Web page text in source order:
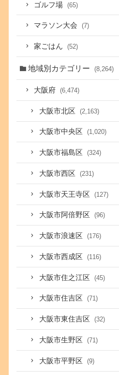
ゴルフ場 (65)
マラソン大会 (7)
家ごはん (52)
地域別カテゴリー (8,264)
大阪府 (6,474)
大阪市北区 (2,163)
大阪市中央区 (1,020)
大阪市福島区 (324)
大阪市西区 (231)
大阪市天王寺区 (127)
大阪市阿倍野区 (96)
大阪市浪速区 (176)
大阪市西成区 (116)
大阪市住之江区 (45)
大阪市住吉区 (71)
大阪市東住吉区 (32)
大阪市生野区 (71)
大阪市平野区 (9)